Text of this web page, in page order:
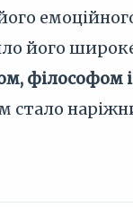
його
філософом
стало